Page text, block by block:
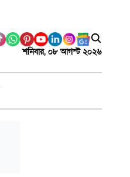
শনিবার, ০৮ আগস্ট ২০২৬